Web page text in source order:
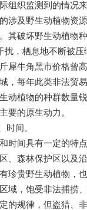
织监测到的情况来
涉及野生动植物资
其破坏野生动植物
扰，栖息地不断被
犀牛角黑市价格曾
，每年此类非法贸
动植物的种群数量
要的原生动力。
间。
间具有一定的特点
、森林保护区以及
珍贵野生动植物，
域，饱受非法捕捞、
规律，但盗猎、